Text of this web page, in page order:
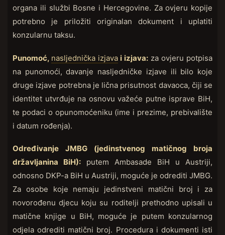
organa ili službi Bosne i Hercegovine. Za ovjeru kopije
potrebno je priložiti originalan dokument i uplatiti
konzularnu taksu.
Punomoć, nasljednička izjava i izjava: za ovjeru potpisa
na punomoći, davanje nasljedničke izjave ili bilo koje
druge izjave potrebna je lična prisutnost davaoca, čiji se
identitet utvrđuje na osnovu važeće putne isprave BiH,
te podaci o opunomoćeniku (ime i prezime, prebivalište
i datum rođenja).
Određivanje JMBG (jedinstvenog matičnog broja
državljanina BiH): putem Ambasade BiH u Austriji,
odnosno DKP-a BiH u Austriji, moguće je odrediti JMBG.
Za osobe koje nemaju jedinstveni matični broj i za
novorođenu djecu koju su roditelji prethodno upisali u
matične knjige u BiH, moguće je putem konzularnog
odjela odrediti matični broj. Procedura i dokumenti isti